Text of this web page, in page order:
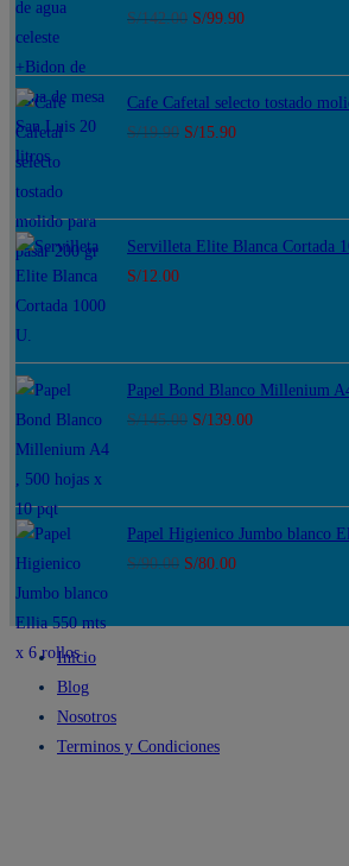
S/142.00 El
original
era:
S/142.00.
S/99.90El
actual
es:
Cafe Cafetal selecto tostado
S/19.90 El
era:
S/19.90.
S/15.90El
es:
S/15.90.
Servilleta Elite Blanca Cortada
S/12.00
Papel Bond Blanco Millenium
S/145.00 El
era:
S/145.00.
S/139.00El
es:
S/139.00.
Papel Higienico Jumbo blanco
S/90.00 El
original
S/80.00El
actual
Inicio
Blog
Nosotros
Terminos y Condiciones